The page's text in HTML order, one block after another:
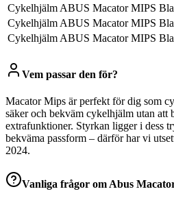
Cykelhjälm ABUS Macator MIPS
Cykelhjälm ABUS Macator MIPS
Cykelhjälm ABUS Macator MIPS
Vem passar den för?
Macator Mips är perfekt för dig som
säker och bekväm cykelhjälm utan att
extrafunktioner. Styrkan ligger i dess
bekväma passform – därför har vi
2024.
Vanliga frågor om Abus